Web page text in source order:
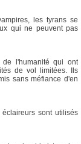
les tyrans se
qui ne peuvent pas
de l'humanité qui ont
de vol limitées. Ils
sans méfiance d'en
sont utilisés